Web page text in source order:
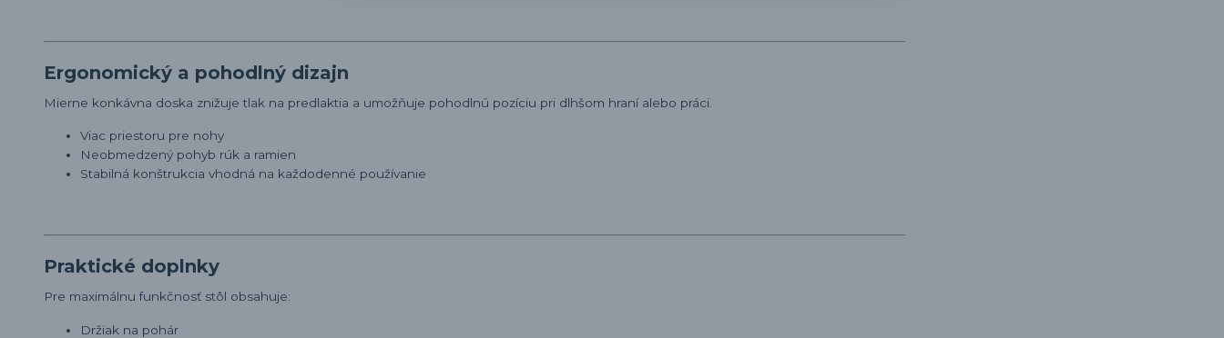
Ergonomický a pohodlný dizajn
Mierne konkávna doska znižuje tlak na predlaktia a umožňuje pohodlnú pozíciu pri dlhšom hraní alebo práci.
Viac priestoru pre nohy
Neobmedzený pohyb rúk a ramien
Stabilná konštrukcia vhodná na každodenné používanie
Praktické doplnky
Pre maximálnu funkčnosť stôl obsahuje:
Držiak na pohár